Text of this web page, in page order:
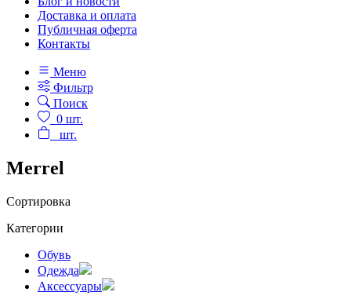
Доставка и оплата
Публичная оферта
Контакты
Меню
Фильтр
Поиск
0 шт.
шт.
Merrel
Сортировка
Категории
Обувь
Одежда
Аксессуары